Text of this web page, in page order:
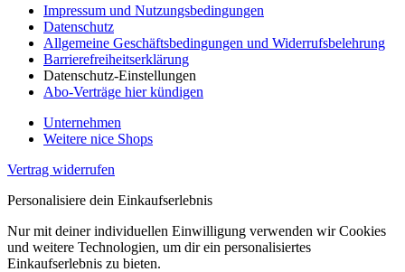
Impressum und Nutzungsbedingungen
Datenschutz
Allgemeine Geschäftsbedingungen und Widerrufsbelehrung
Barrierefreiheitserklärung
Datenschutz-Einstellungen
Abo-Verträge hier kündigen
Unternehmen
Weitere nice Shops
Vertrag widerrufen
Personalisiere dein Einkaufserlebnis
Nur mit deiner individuellen Einwilligung verwenden wir Cookies
und weitere Technologien, um dir ein personalisiertes
Einkaufserlebnis zu bieten.